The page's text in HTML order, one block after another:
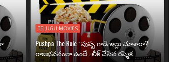
TELUGU MOVIES
Pushpa The Rule : పుష్ప గాడి ఇల్లు చూశారా?
రాజభవనంలా ఉందే.. లీక్ చేసిన రష్మిక